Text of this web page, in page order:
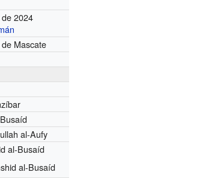
2024
Mascate
al-Aufy
al-Busaíd
al-Busaíd